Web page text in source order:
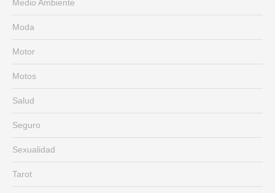
Medio Ambiente
Moda
Motor
Motos
Salud
Seguro
Sexualidad
Tarot